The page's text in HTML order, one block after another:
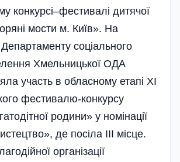
конкурсі–фестивалі дитячої
мости м. Київ». На
соці­ального
Хмельницької ОДА
участь в обласному етапі ХІ
фестивалю-конкурсу
родини» у номінації
де посіла ІІІ місце.
організації